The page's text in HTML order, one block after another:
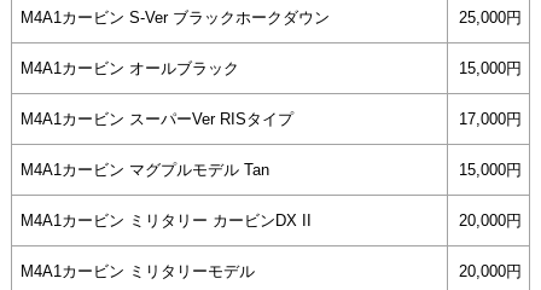
M4A1カービン S-Ver ブラックホークダウン 25,000円
M4A1カービン オールブラック 15,000円
M4A1カービン スーパーVer RISタイプ 17,000円
M4A1カービン マグプルモデル Tan 15,000円
M4A1カービン ミリタリー カービンDX II 20,000円
M4A1カービン ミリタリーモデル 20,000円